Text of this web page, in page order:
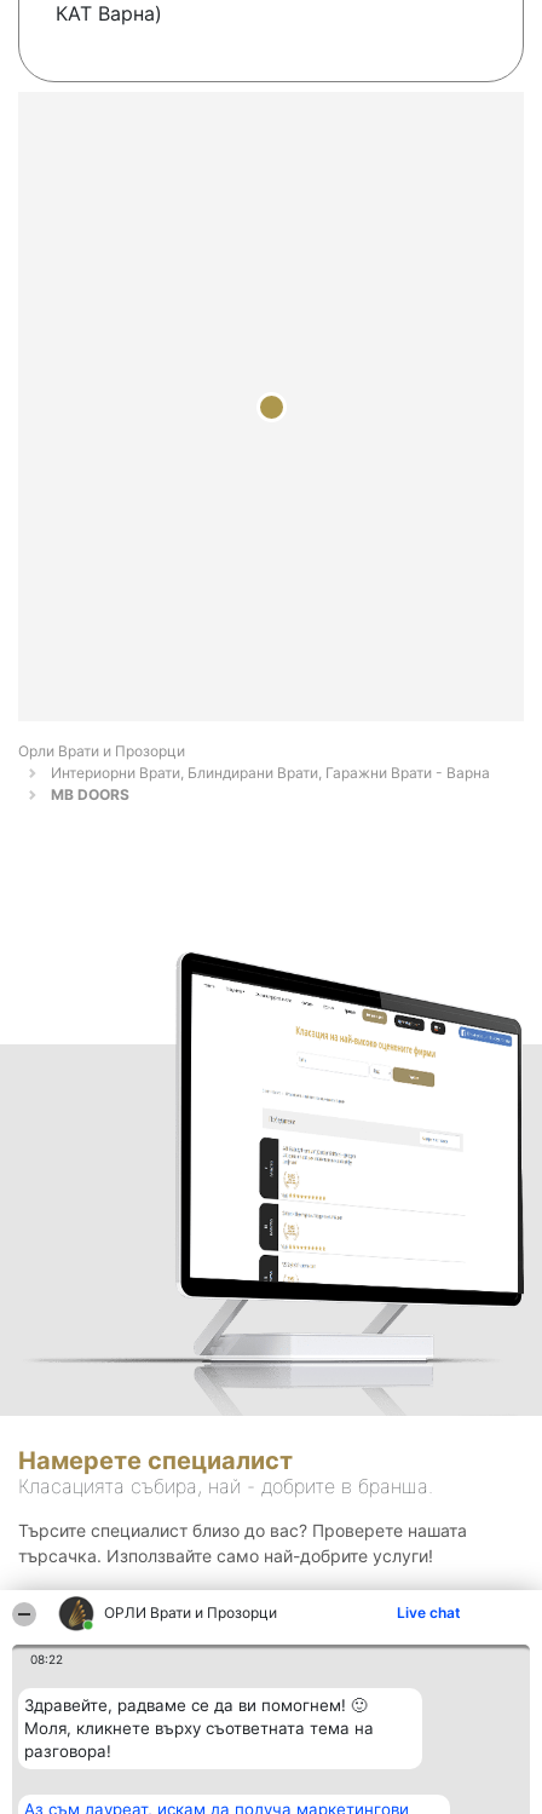
ОРЛИ Врати и Прозорци Live chat
08:22
Здравейте, радваме се да ви помогнем! 🙂
Моля, кликнете върху съответната тема на
разговора!
Аз съм лауреат, искам да получа маркетингови
КАТ Варна)
Орли Врати и Прозорци
Интериорни Врати, Блиндирани Врати, Гаражни Врати - Варна
MB DOORS
Намерете специалист
Класацията събира, най - добрите в бранша.
Търсите специалист близо до вас? Проверете нашата
търсачка. Използвайте само най-добрите услуги!
Организатор на Класация Контакти